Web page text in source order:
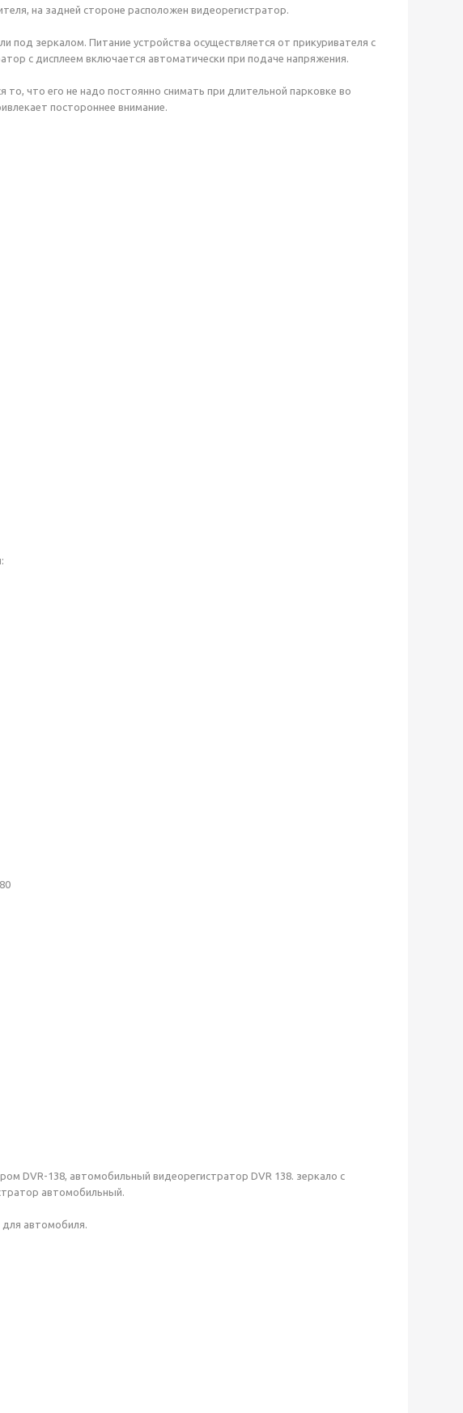
на задней стороне расположен видеорегистратор.
под зеркалом. Питание устройства осуществляется от прикуривателя с
с дисплеем включается автоматически при подаче напряжения.
что его не надо постоянно снимать при длительной парковке во
постороннее внимание.
DVR-138, автомобильный видеорегистратор DVR 138. зеркало с
автомобильный.
для автомобиля.